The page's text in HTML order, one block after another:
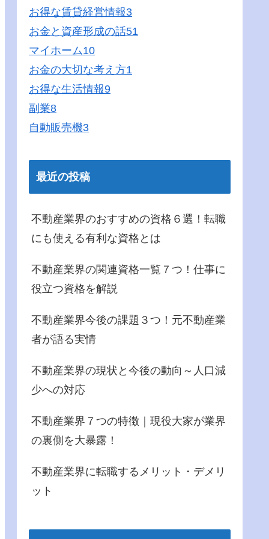
お得な賃貸経営情報3
お金と資産形成の話51
マイホーム10
お金の大切な考え方1
お得な生活情報9
副業8
自動販売機3
最近の投稿
不動産業界のおすすめの資格６選！転職
にも使える有利な資格とは
不動産業界の関連資格一覧７つ！仕事に
役立つ資格を解説
不動産業界今後の課題３つ！元不動産業
者が語る実情
不動産業界の現状と今後の動向～人口減
少への対応
不動産業界７つの特徴｜現役大家が業界
の裏側を大暴露！
不動産業界に転職するメリット・デメリ
ット